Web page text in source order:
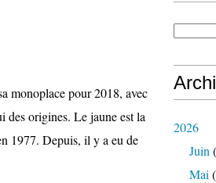
monoplace pour 2018, avec
des origines. Le jaune est la
1977. Depuis, il y a eu de
2026
Juin
Mai